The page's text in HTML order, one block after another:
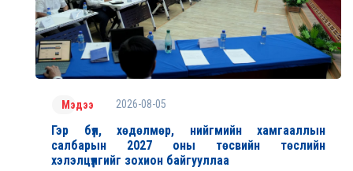
Мэдээ 2026-08-05
Гэр бүл, хөдөлмөр, нийгмийн хамгааллын
салбарын 2027 оны төсвийн төслийн
хэлэлцүүлгийг зохион байгууллаа